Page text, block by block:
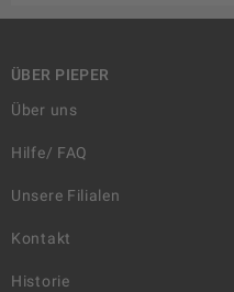
ÜBER PIEPER
Über uns
Hilfe/ FAQ
Unsere Filialen
Kontakt
Historie